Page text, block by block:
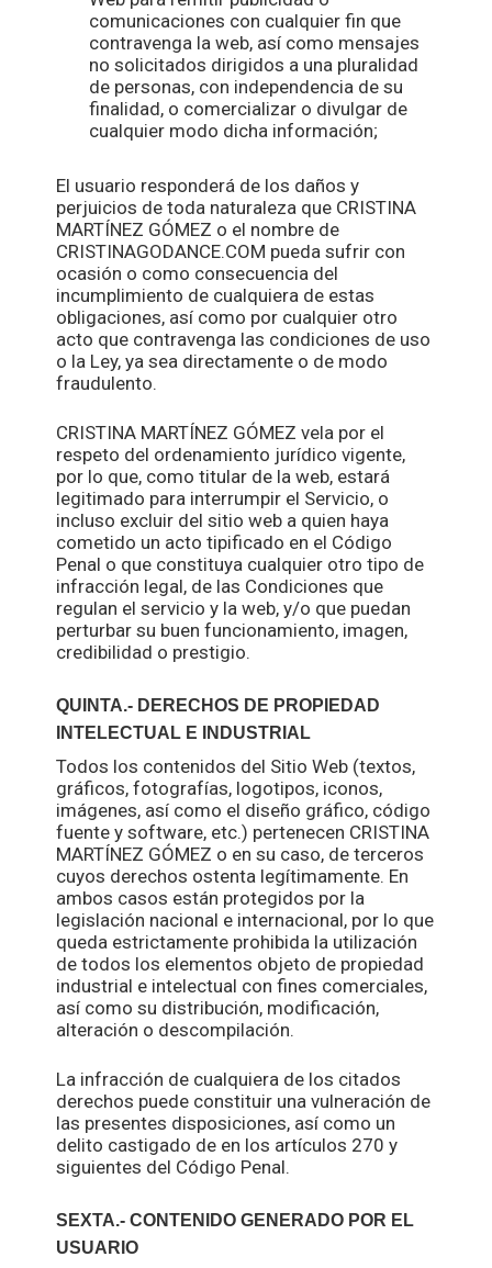
comunicaciones con cualquier fin que
contravenga la web, así como mensajes
no solicitados dirigidos a una pluralidad
de personas, con independencia de su
finalidad, o comercializar o divulgar de
cualquier modo dicha información;
El usuario responderá de los daños y
perjuicios de toda naturaleza que CRISTINA
MARTÍNEZ GÓMEZ o el nombre de
CRISTINAGODANCE.COM pueda sufrir con
ocasión o como consecuencia del
incumplimiento de cualquiera de estas
obligaciones, así como por cualquier otro
acto que contravenga las condiciones de uso
o la Ley, ya sea directamente o de modo
fraudulento.
CRISTINA MARTÍNEZ GÓMEZ vela por el
respeto del ordenamiento jurídico vigente,
por lo que, como titular de la web, estará
legitimado para interrumpir el Servicio, o
incluso excluir del sitio web a quien haya
cometido un acto tipificado en el Código
Penal o que constituya cualquier otro tipo de
infracción legal, de las Condiciones que
regulan el servicio y la web, y/o que puedan
perturbar su buen funcionamiento, imagen,
credibilidad o prestigio.
QUINTA.- DERECHOS DE PROPIEDAD
INTELECTUAL E INDUSTRIAL
Todos los contenidos del Sitio Web (textos,
gráficos, fotografías, logotipos, iconos,
imágenes, así como el diseño gráfico, código
fuente y software, etc.) pertenecen CRISTINA
MARTÍNEZ GÓMEZ o en su caso, de terceros
cuyos derechos ostenta legítimamente. En
ambos casos están protegidos por la
legislación nacional e internacional, por lo que
queda estrictamente prohibida la utilización
de todos los elementos objeto de propiedad
industrial e intelectual con fines comerciales,
así como su distribución, modificación,
alteración o descompilación.
La infracción de cualquiera de los citados
derechos puede constituir una vulneración de
las presentes disposiciones, así como un
delito castigado de en los artículos 270 y
siguientes del Código Penal.
SEXTA.- CONTENIDO GENERADO POR EL
USUARIO